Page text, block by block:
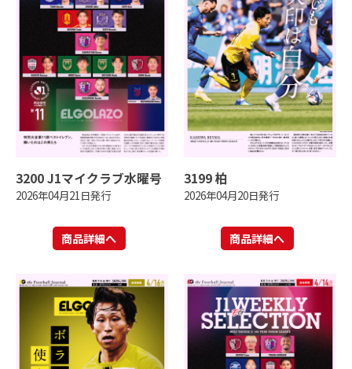
3200 J1マイクラブ水曜号
2026年04月21日発行
商品詳細へ
3199 柏
2026年04月20日発行
商品詳細へ